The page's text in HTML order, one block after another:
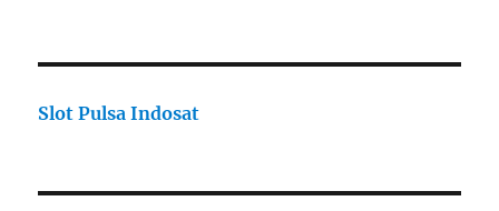
Slot Pulsa Indosat